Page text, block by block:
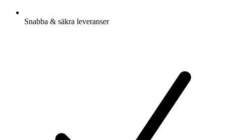
Snabba & säkra leveranser